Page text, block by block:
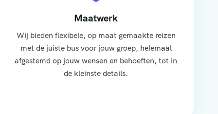
Maatwerk
Wij bieden flexibele, op maat gemaakte reizen
met de juiste bus voor jouw groep, helemaal
afgestemd op jouw wensen en behoeften, tot in
de kleinste details.